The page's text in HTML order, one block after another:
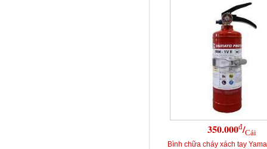
350.000đ/Cái
Bình chữa cháy xách tay